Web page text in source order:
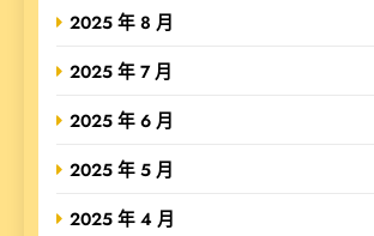
2025 年 8 月
2025 年 7 月
2025 年 6 月
2025 年 5 月
2025 年 4 月